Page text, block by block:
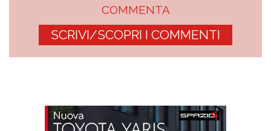
COMMENTA
SCRIVI/SCOPRI I COMMENTI